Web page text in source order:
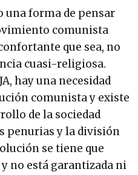
una forma de pensar
comunista
que sea, no
cuasi-religiosa.
hay una necesidad
comunista y existe
de la sociedad
penurias y la división
se tiene que
no está garantizada ni